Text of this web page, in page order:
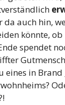
da auch hin,
könnte,
spendet
eines in Brand